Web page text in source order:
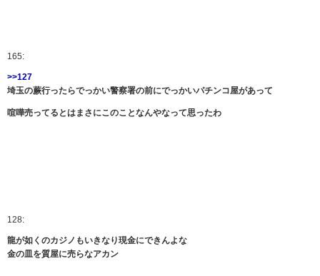
165:
>>127
埼玉の蕨行ったらでっかい警察署の前にでっかいパチンコ屋があって
喧嘩売ってるとはまさにこのことなんやなって思ったわ
128:
龍が如くのカジノもいきなり現金にできんよな
金の皿を質屋に売らなアカン